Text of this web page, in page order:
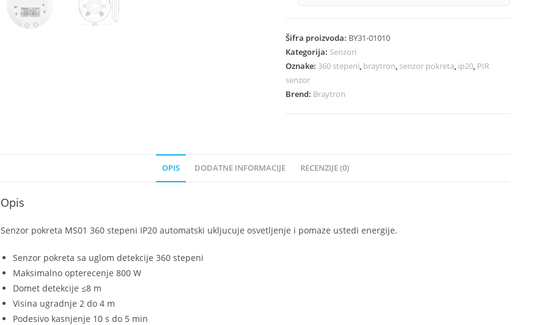
Šifra proizvoda: BY31-01010
Kategorija: Senzori
Oznake: 360 stepeni, braytron, senzor pokreta, ip20, PIR
senzor
Brend: Braytron
OPIS DODATNE INFORMACIJE RECENZIJE (0)
Opis
Senzor pokreta MS01 360 stepeni IP20 automatski ukljucuje osvetljenje i pomaze ustedi energije.
Senzor pokreta sa uglom detekcije 360 stepeni
Maksimalno opterecenje 800 W
Domet detekcije ≤8 m
Visina ugradnje 2 do 4 m
Podesivo kasnjenje 10 s do 5 min